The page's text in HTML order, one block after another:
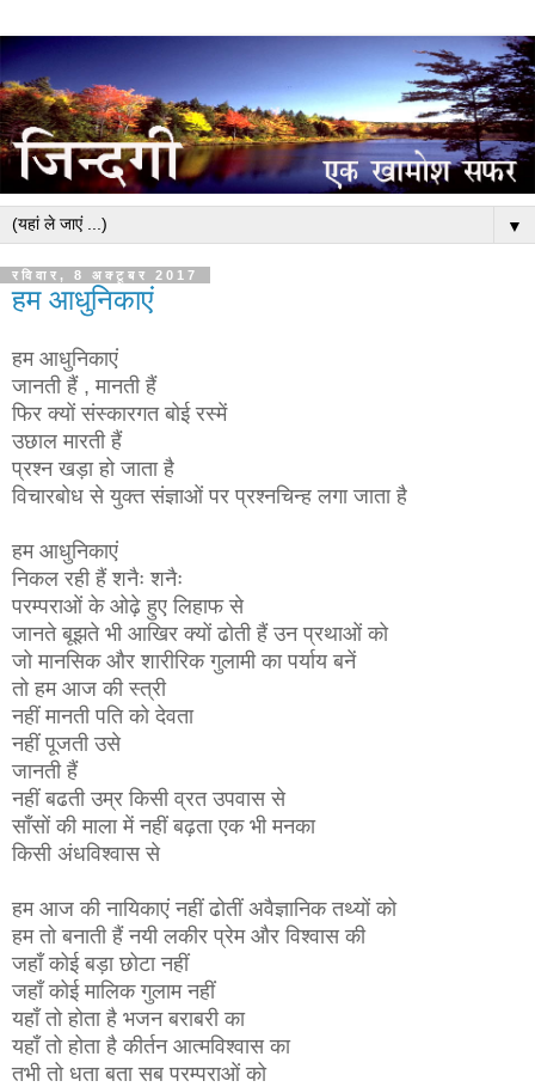
▼
रविवार, 8 अक्टूबर 2017
हम आधुनिकाएं
हम आधुनिकाएं
जानती हैं , मानती हैं
फिर क्यों संस्कारगत बोई रस्में
उछाल मारती हैं
प्रश्न खड़ा हो जाता है
विचारबोध से युक्त संज्ञाओं पर प्रश्नचिन्ह लगा जाता है
हम आधुनिकाएं
निकल रही हैं शनैः शनैः
परम्पराओं के ओढ़े हुए लिहाफ से
जानते बूझते भी आखिर क्यों ढोती हैं उन प्रथाओं को
जो मानसिक और शारीरिक गुलामी का पर्याय बनें
तो हम आज की स्त्री
नहीं मानती पति को देवता
नहीं पूजती उसे
जानती हैं
नहीं बढती उम्र किसी व्रत उपवास से
साँसों की माला में नहीं बढ़ता एक भी मनका
किसी अंधविश्वास से
हम आज की नायिकाएं नहीं ढोतीं अवैज्ञानिक तथ्यों को
हम तो बनाती हैं नयी लकीर प्रेम और विश्वास की
जहाँ कोई बड़ा छोटा नहीं
जहाँ कोई मालिक गुलाम नहीं
यहाँ तो होता है भजन बराबरी का
यहाँ तो होता है कीर्तन आत्मविश्वास का
तभी तो धता बता सब परम्पराओं को